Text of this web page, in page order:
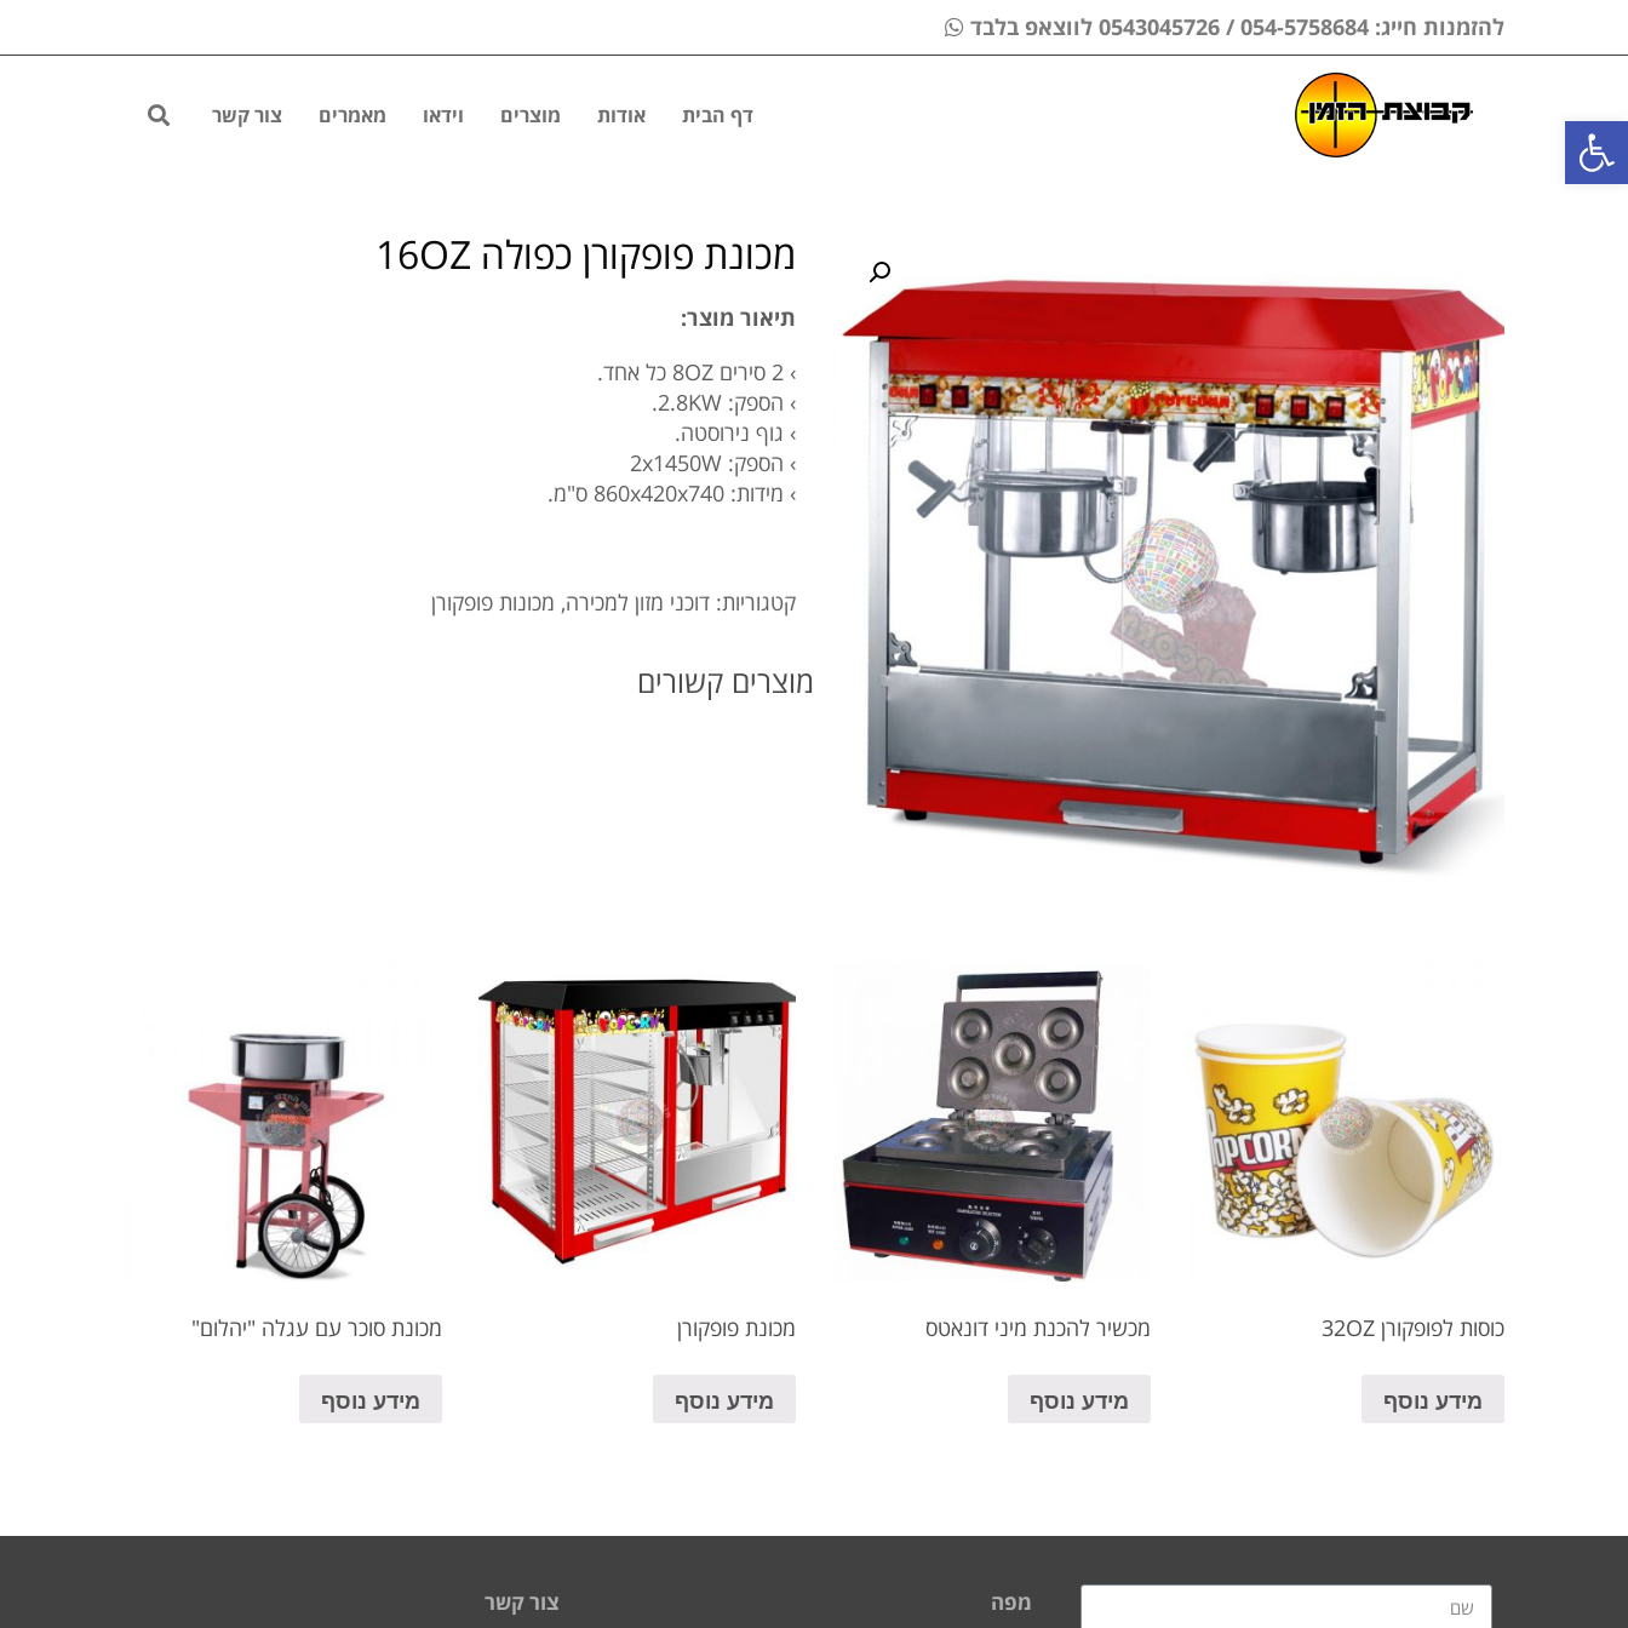
פתח סרגל נגישות
להזמנות חייג: 054-5758684 / 0543045726 לווצאפ בלבד
דף הבית אודות מוצרים וידאו מאמרים צור קשר
מכונת פופקורן כפולה 16OZ
תיאור מוצר:
› 2 סירים 8OZ כל אחד.
› הספק: 2.8KW.
› גוף נירוסטה.
› הספק: 2x1450W
› מידות: 860x420x740 ס"מ.
קטגוריות: דוכני מזון למכירה, מכונות פופקורן
מוצרים קשורים
כוסות לפופקורן 32OZ
מידע נוסף
מכשיר להכנת מיני דונאטס
מידע נוסף
מכונת פופקורן
מידע נוסף
מכונת סוכר עם עגלה "יהלום"
מידע נוסף
מפה צור קשר